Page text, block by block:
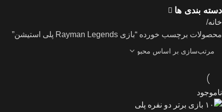
دسته بندی ها
خانه
محصولات برچسب خورده “بازی Rayman Legends پلی استیشن”
ناموجود